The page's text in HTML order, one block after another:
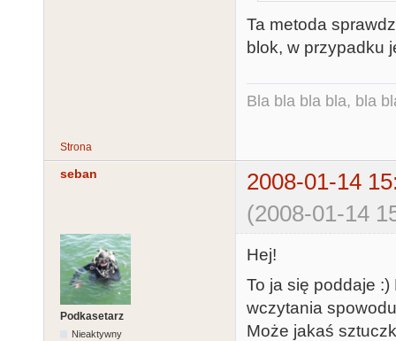
Ta metoda
blok, w przypadku
Bla bla bla bla, bla
Strona
seban
2008-01-14
(2008-01-14
Podkasetarz
Nieaktywny
Hej!
To ja się poddaje
wczytania
Może jakaś